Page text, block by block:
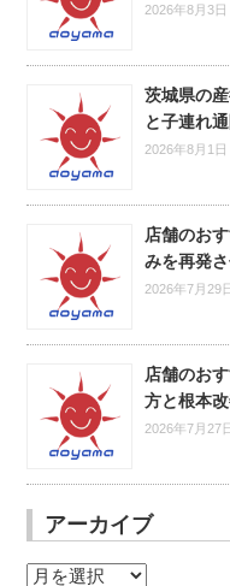
2026年8月3日
茨城県の
と子連れ
2026年8月1日
店舗のお
みを再発
2026年7月29
店舗のお
方と根本
2026年7月27
アーカイブ
ア